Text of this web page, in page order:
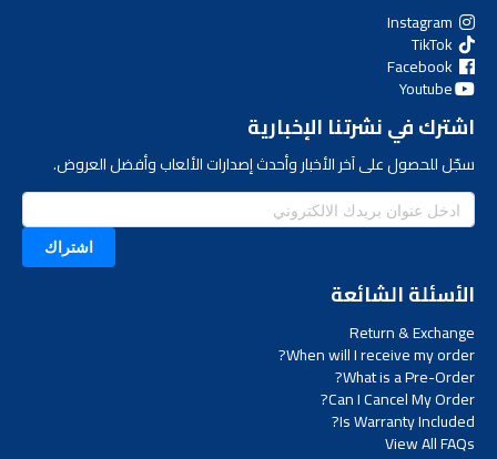
Instagram
TikTok
Facebook
Youtube
اشترك في نشرتنا الإخبارية
سجّل للحصول على آخر الأخبار وأحدث إصدارات الألعاب وأفضل العروض.
اشتراك
الأسئلة الشائعة
Return & Exchange
When will I receive my order?
What is a Pre-Order?
Can I Cancel My Order?
Is Warranty Included?
View All FAQs